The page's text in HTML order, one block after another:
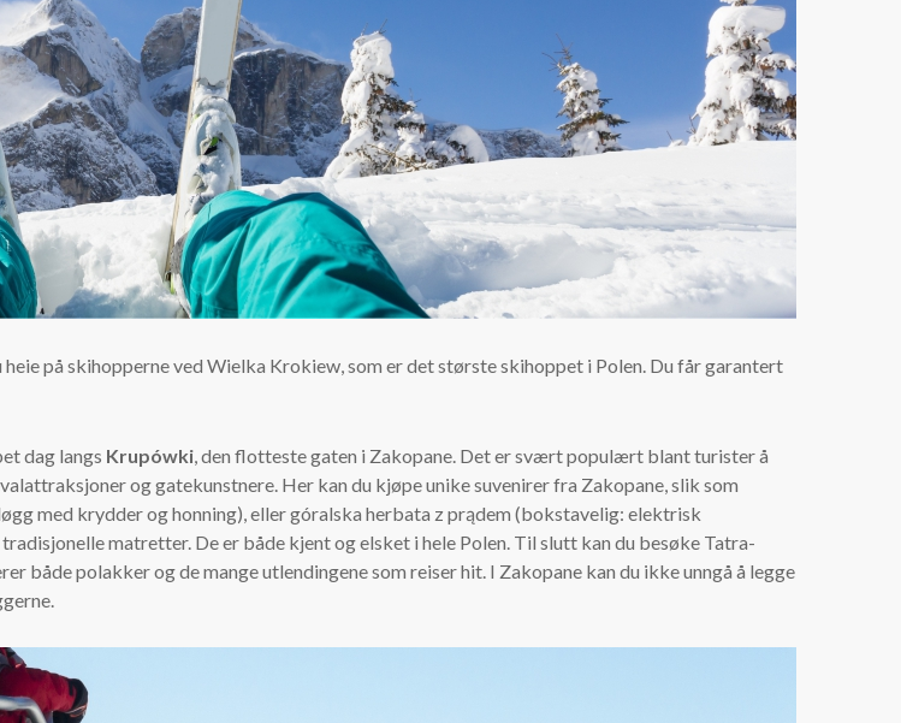
på skihopperne ved Wielka Krokiew, som er det største skihoppet i Polen. Du får garantert
dag langs Krupówki, den flotteste gaten i Zakopane. Det er svært populært blant turister å
og gatekunstnere. Her kan du kjøpe unike suvenirer fra Zakopane, slik som
med krydder og honning), eller góralska herbata z prądem (bokstavelig: elektrisk
matretter. De er både kjent og elsket i hele Polen. Til slutt kan du besøke Tatra-
både polakker og de mange utlendingene som reiser hit. I Zakopane kan du ikke unngå å legge